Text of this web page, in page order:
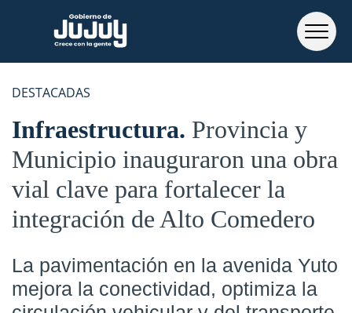
DESTACADAS
Infraestructura Provincia y
Municipio inauguraron una obra
vial clave para fortalecer la
integración de Alto Comedero
La pavimentación en la avenida Yuto
mejora la conectividad, optimiza la